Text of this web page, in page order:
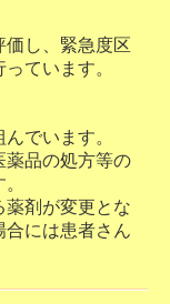
し、緊急度区
ています。
でいます。
薬品の処方等の
薬剤が変更とな
合には患者さん